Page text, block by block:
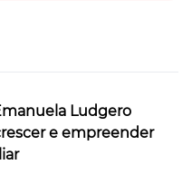
Ludgero
e empreender